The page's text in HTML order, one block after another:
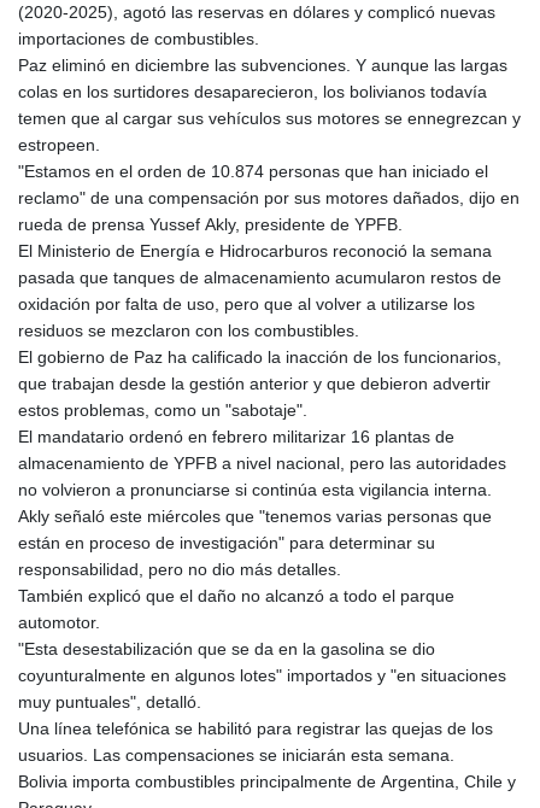
(2020-2025), agotó las reservas en dólares y complicó nuevas
importaciones de combustibles.
Paz eliminó en diciembre las subvenciones. Y aunque las largas
colas en los surtidores desaparecieron, los bolivianos todavía
temen que al cargar sus vehículos sus motores se ennegrezcan y
estropeen.
"Estamos en el orden de 10.874 personas que han iniciado el
reclamo" de una compensación por sus motores dañados, dijo en
rueda de prensa Yussef Akly, presidente de YPFB.
El Ministerio de Energía e Hidrocarburos reconoció la semana
pasada que tanques de almacenamiento acumularon restos de
oxidación por falta de uso, pero que al volver a utilizarse los
residuos se mezclaron con los combustibles.
El gobierno de Paz ha calificado la inacción de los funcionarios,
que trabajan desde la gestión anterior y que debieron advertir
estos problemas, como un "sabotaje".
El mandatario ordenó en febrero militarizar 16 plantas de
almacenamiento de YPFB a nivel nacional, pero las autoridades
no volvieron a pronunciarse si continúa esta vigilancia interna.
Akly señaló este miércoles que "tenemos varias personas que
están en proceso de investigación" para determinar su
responsabilidad, pero no dio más detalles.
También explicó que el daño no alcanzó a todo el parque
automotor.
"Esta desestabilización que se da en la gasolina se dio
coyunturalmente en algunos lotes" importados y "en situaciones
muy puntuales", detalló.
Una línea telefónica se habilitó para registrar las quejas de los
usuarios. Las compensaciones se iniciarán esta semana.
Bolivia importa combustibles principalmente de Argentina, Chile y